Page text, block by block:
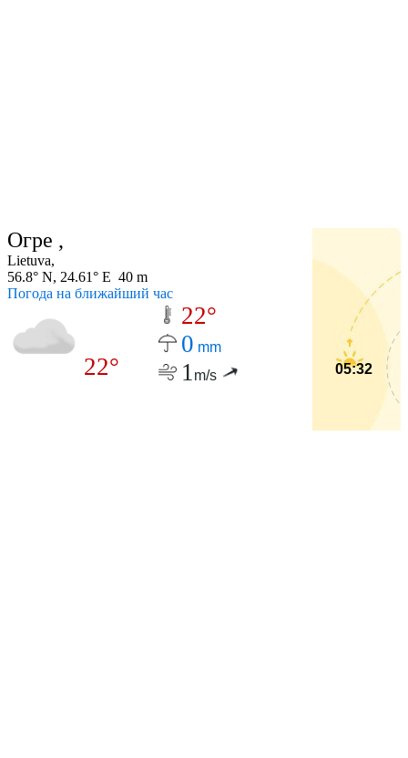
Огре ,
Lietuva,
56.8° N, 24.61° E 40 m
Погода на ближайший час
22°
22°
0 mm
1 m/s 05:32